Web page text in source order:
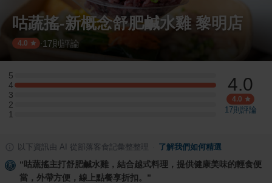
咕蔬搖-新概念舒肥鹹水雞 黎明店
4.0 ·17則評論
5
5 星：0 則評論
4
4 星：4 則評論
3
3 星：0 則評論
2
2 星：0 則評論
1
1 星：0 則評論
4.0
4.0
17則評論
以下資訊由 AI 從部落客食記彙整整理 了解我們如何精選
“咕蔬搖主打舒肥鹹水雞，結合越式料理，提供健康美味的輕食便
當，外帶方便，線上點餐享折扣。 ”